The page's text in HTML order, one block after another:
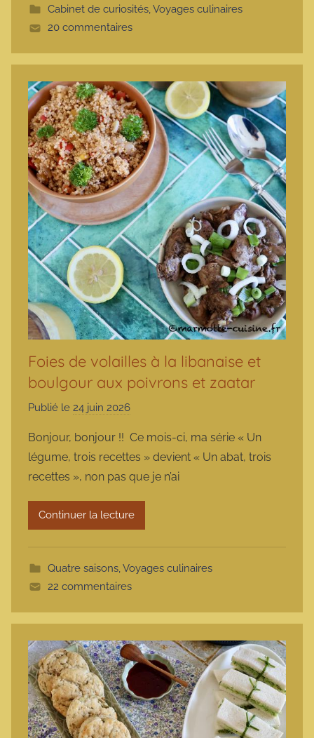
t
e
Cabinet de curiosités,Voyages culinaires
20 commentaires
Foies de volailles à la libanaise et
boulgour aux poivrons et zaatar
Publié le 24 juin 2026
r
m
a
r
m
t
e
Bonjour, bonjour !! Ce mois-ci, ma série « Un
légume, trois recettes » devient « Un abat, trois
recettes », non pas que je n’ai
Continuer la lecture
Quatre saisons,Voyages culinaires
22 commentaires